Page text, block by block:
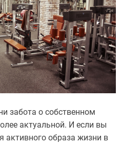
забота о собственном
актуальной. И если вы
активного образа жизни в